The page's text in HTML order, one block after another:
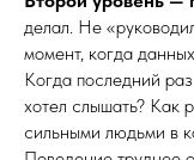
делал. Не
момент, когда
Когда последний
хотел слышать? Как
сильными людьми в